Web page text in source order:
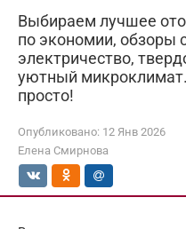
Выбираем лучшее
по экономии, обзоры
электричество,
уютный
просто!
Опубликовано: 12 Янв 2026
Елена Смирнова